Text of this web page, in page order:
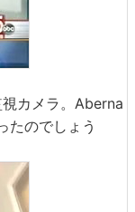
カメラ。Aberna
たのでしょう